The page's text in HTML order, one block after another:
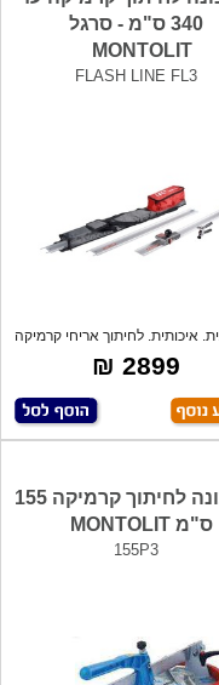
340 ס"מ - סרגל
MONTOLIT
FLASH LINE FL3
איכותית. לחיתוך אריחי קרמיקה
גד
2899 ₪
מכונה לחיתוך קרמיקה 155
ס"מ MONTOLIT
155P3